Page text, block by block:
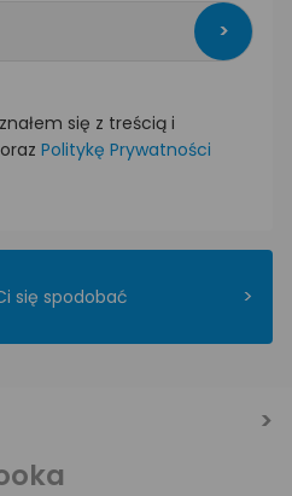
>
się z treścią i
oraz Politykę Prywatności
się spodobać >